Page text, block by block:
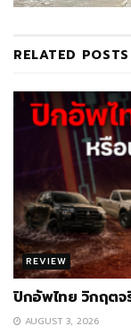
RELATED POSTS
REVIEW
ปิกอัพไทย วิกฤตจ
AUGUST 3, 2026